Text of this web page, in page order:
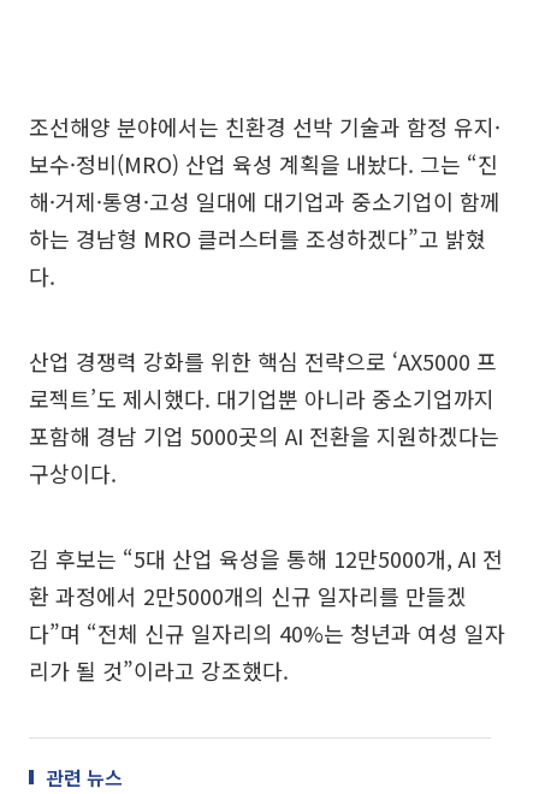
조선해양 분야에서는 친환경 선박 기술과 함정 유지·
보수·정비(MRO) 산업 육성 계획을 내놨다. 그는 “진
해·거제·통영·고성 일대에 대기업과 중소기업이 함께
하는 경남형 MRO 클러스터를 조성하겠다”고 밝혔
다.
산업 경쟁력 강화를 위한 핵심 전략으로 ‘AX5000 프
로젝트’도 제시했다. 대기업뿐 아니라 중소기업까지
포함해 경남 기업 5000곳의 AI 전환을 지원하겠다는
구상이다.
김 후보는 “5대 산업 육성을 통해 12만5000개, AI 전
환 과정에서 2만5000개의 신규 일자리를 만들겠
다”며 “전체 신규 일자리의 40%는 청년과 여성 일자
리가 될 것”이라고 강조했다.
관련 뉴스